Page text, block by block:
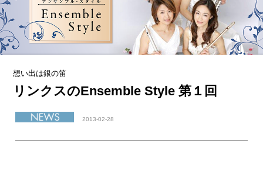
想い出は銀の笛
リンクスのEnsemble Style 第１回
2013-02-28